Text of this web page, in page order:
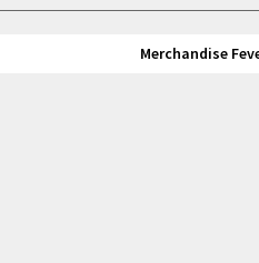
Merchandise